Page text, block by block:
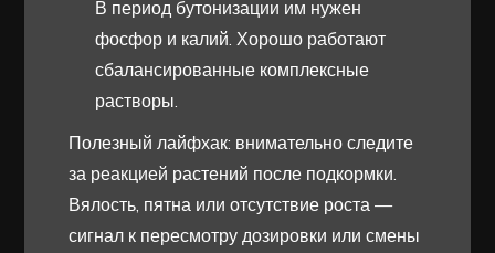
В период бутонизации им нужен
фосфор и калий. Хорошо работают
сбалансированные комплексные
растворы.
Полезный лайфхак: внимательно следите
за реакцией растений после подкормки.
Вялость, пятна или отсутствие роста —
сигнал к пересмотру дозировки или смены